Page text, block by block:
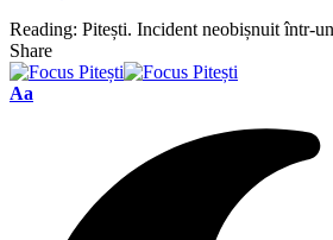
Reading: Pitești. Incident neobișnuit într-
Share
Font
Aa